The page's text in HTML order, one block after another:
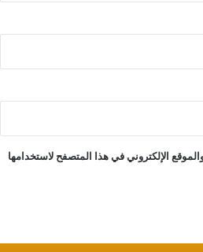
الإلكتروني في هذا المتصفح لاستخدامها